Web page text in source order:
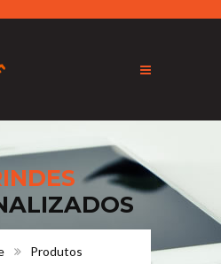
Produtos